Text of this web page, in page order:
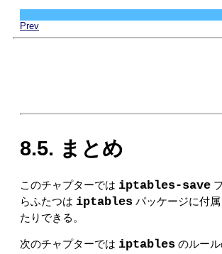
Prev
8.5. まとめ
このチャプターでは iptables-save
らふたつは iptables パッケージに付
たりできる。
次のチャプターでは iptables のルー